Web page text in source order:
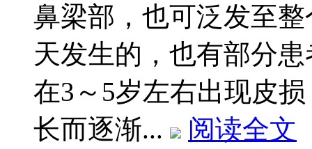
鼻梁部，也可泛发至
天发生的，也有部分
在3～5岁左右出现皮
长而逐渐...
阅读全文